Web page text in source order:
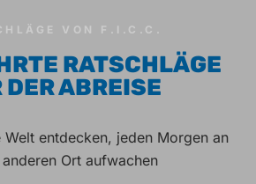
VON F.I.C.C.
RATSCHLÄGE
DER ABREISE
Welt entdecken, jeden Morgen an
Ort aufwachen